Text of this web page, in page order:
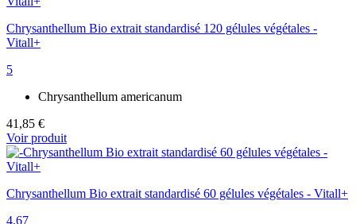
Chrysanthellum Bio extrait standardisé 120 gélules végétales -
Vitall+
5
Chrysanthellum americanum
41,85 €
Voir produit
Chrysanthellum Bio extrait standardisé 60 gélules végétales - Vitall+
4.67